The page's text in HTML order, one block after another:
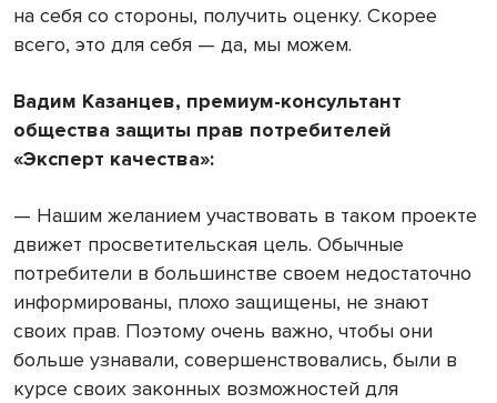
на себя со стороны, получить оценку. Скорее
всего, это для себя — да, мы можем.
Вадим Казанцев, премиум-консультант
общества защиты прав потребителей
«Эксперт качества»:
— Нашим желанием участвовать в таком проекте
движет просветительская цель. Обычные
потребители в большинстве своем недостаточно
информированы, плохо защищены, не знают
своих прав. Поэтому очень важно, чтобы они
больше узнавали, совершенствовались, были в
курсе своих законных возможностей для